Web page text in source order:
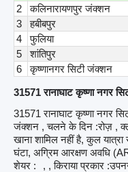
2
कलिनारायणपुर जंक्शन
3
हबीबपुर
4
फुलिया
5
शांतिपुर
6
कृष्णानगर सिटी जंक्शन
31571 रानाघाट कृष्णा नगर
31571 रानाघाट कृष्णा नगर
जंक्शन , चलने के दिन :रोज़ ,
खाना शामिल नहीं है, कुल
घंटा, अग्रिम आरक्षण अवधि
शेयर :
, , किराया प्रकार